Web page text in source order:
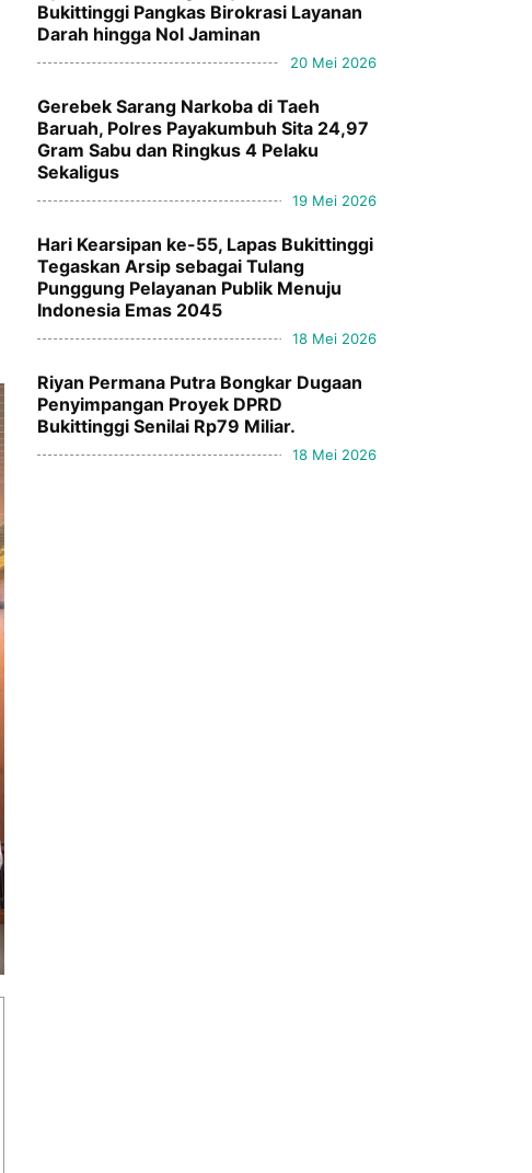
Bukittinggi Pangkas Birokrasi Layanan
Darah hingga Nol Jaminan
20 Mei 2026
Gerebek Sarang Narkoba di Taeh
Baruah, Polres Payakumbuh Sita 24,97
Gram Sabu dan Ringkus 4 Pelaku
Sekaligus
19 Mei 2026
Hari Kearsipan ke-55, Lapas Bukittinggi
Tegaskan Arsip sebagai Tulang
Punggung Pelayanan Publik Menuju
Indonesia Emas 2045
18 Mei 2026
Riyan Permana Putra Bongkar Dugaan
Penyimpangan Proyek DPRD
Bukittinggi Senilai Rp79 Miliar.
18 Mei 2026